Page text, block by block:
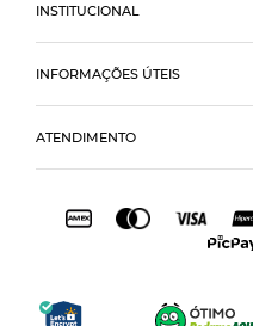
INSTITUCIONAL
INFORMAÇÕES ÚTEIS
ATENDIMENTO